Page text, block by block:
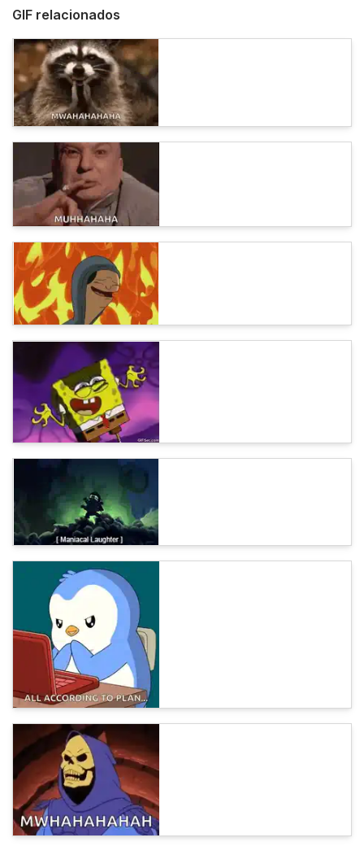
GIF relacionados